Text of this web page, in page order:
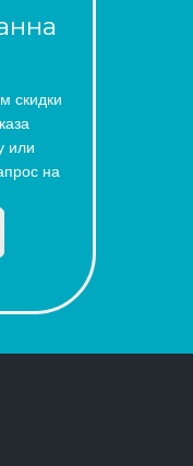
скидки
или
на